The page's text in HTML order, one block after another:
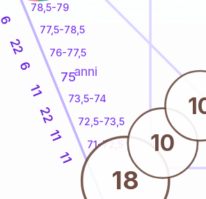
71-72,5
72,5-73,5
73,5-74
76-77,5
77,5-78,5
78,5-79
11
11
22
11
6
22
6
18
10
75anni